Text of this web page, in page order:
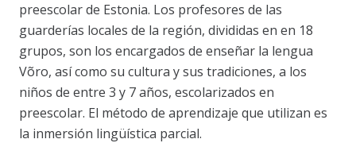
preescolar de Estonia. Los profesores de las
guarderías locales de la región, divididas en en 18
grupos, son los encargados de enseñar la lengua
Võro, así como su cultura y sus tradiciones, a los
niños de entre 3 y 7 años, escolarizados en
preescolar. El método de aprendizaje que utilizan es
la inmersión lingüística parcial.